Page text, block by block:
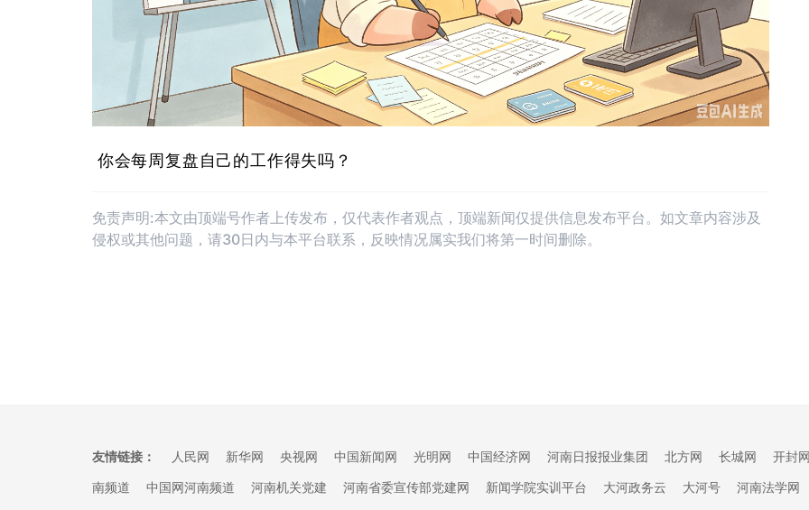
你会每周复盘自己的工作得失吗？
免责声明:本文由顶端号作者上传发布，仅代表作者观点，顶端新闻仅提供信息发布平台。如文章内容涉及
侵权或其他问题，请30日内与本平台联系，反映情况属实我们将第一时间删除。
友情链接： 人民网 新华网 央视网 中国新闻网 光明网 中国经济网 河南日报报业集团 北方网 长城网
开封
南频道
中国网河南频道 河南机关党建 河南省委宣传部党建网 新闻学院实训平台 大河政务云 大河号 河南法学网